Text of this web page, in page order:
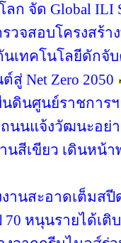
ก จัด Global ILI
วจสอบโครงสร้
เทคโนโลยีดักจั
Net Zero 2050
ดินศูนย์ราชการ
นนแจ้งวัฒนะอย่า
านสีเขียว เดินห
งานสะอาดเต็มส
70 หนุนรายได้เติ